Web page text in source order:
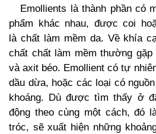
Emollients là thành phần có
phẩm khác nhau, được coi
là chất làm mềm da. Về khía
chất chất làm mềm thường
và axit béo. Emollient có tự
dầu dừa, hoặc các loại có
khoáng. Dù được tìm thấy ở
động theo cùng một cách, đó
tróc, sẽ xuất hiện những